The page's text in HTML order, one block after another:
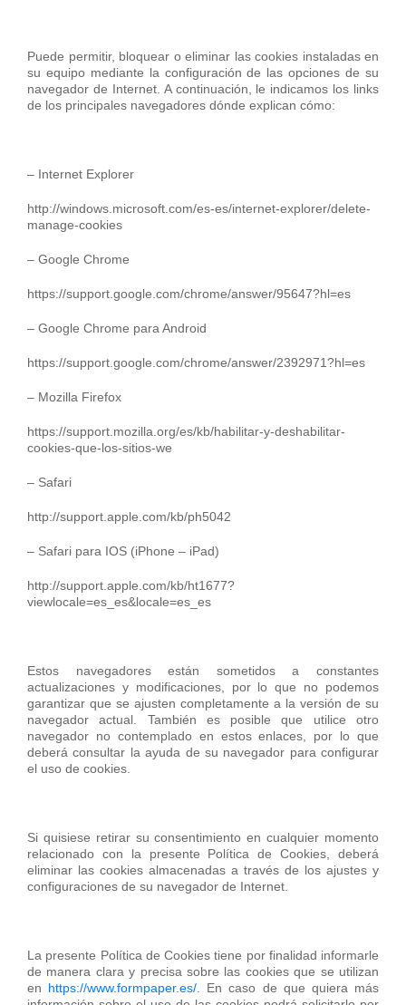
Puede permitir, bloquear o eliminar las cookies instaladas en
su equipo mediante la configuración de las opciones de su
navegador de Internet. A continuación, le indicamos los links
de los principales navegadores dónde explican cómo:
– Internet Explorer
http://windows.microsoft.com/es-es/internet-explorer/delete-
manage-cookies
– Google Chrome
https://support.google.com/chrome/answer/95647?hl=es
– Google Chrome para Android
https://support.google.com/chrome/answer/2392971?hl=es
– Mozilla Firefox
https://support.mozilla.org/es/kb/habilitar-y-deshabilitar-
cookies-que-los-sitios-we
– Safari
http://support.apple.com/kb/ph5042
– Safari para IOS (iPhone – iPad)
http://support.apple.com/kb/ht1677?
viewlocale=es_es&locale=es_es
Estos navegadores están sometidos a constantes
actualizaciones y modificaciones, por lo que no podemos
garantizar que se ajusten completamente a la versión de su
navegador actual. También es posible que utilice otro
navegador no contemplado en estos enlaces, por lo que
deberá consultar la ayuda de su navegador para configurar
el uso de cookies.
Si quisiese retirar su consentimiento en cualquier momento
relacionado con la presente Política de Cookies, deberá
eliminar las cookies almacenadas a través de los ajustes y
configuraciones de su navegador de Internet.
La presente Política de Cookies tiene por finalidad informarle
de manera clara y precisa sobre las cookies que se utilizan
en https://www.formpaper.es/. En caso de que quiera más